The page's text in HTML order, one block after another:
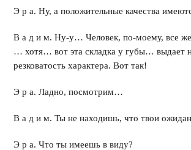
Э р а. Ну, а положительные качества
В а д и м. Ну-у… Человек, по-моему, все
… хотя… вот эта складка у губы… выдает
резковатость характера. Вот так!
Э р а. Ладно, посмотрим…
В а д и м. Ты не находишь, что твои
Э р а. Что ты имеешь в виду?